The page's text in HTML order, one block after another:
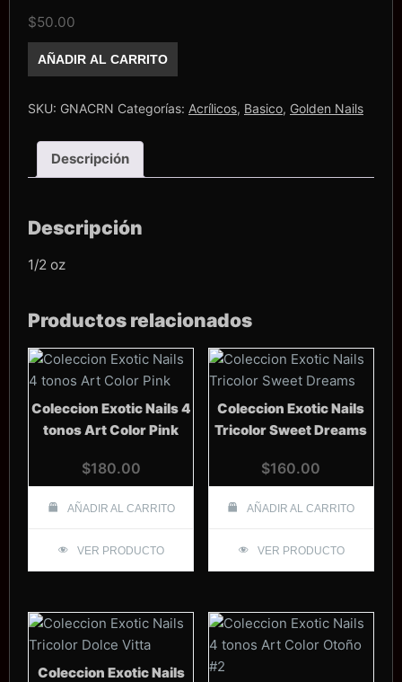
$50.00
Golden
Nails
oz
cantidad
AÑADIR AL CARRITO
SKU: GNACRN Categorías: Acrílicos, Basico, Golden Nails
Descripción
Descripción
1/2 oz
Productos relacionados
Coleccion Exotic Nails 4
tonos Art Color Pink
$180.00
AÑADIR AL CARRITO
VER PRODUCTO
Coleccion Exotic Nails
Tricolor Sweet Dreams
$160.00
AÑADIR AL CARRITO
VER PRODUCTO
Coleccion Exotic Nails